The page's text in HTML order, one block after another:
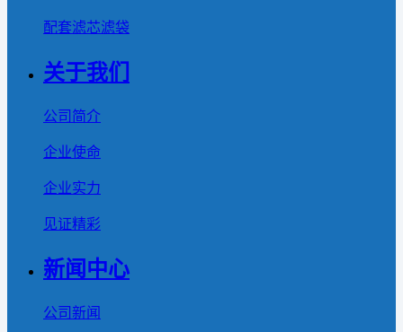
配套滤芯滤袋
关于我们
公司简介
企业使命
企业实力
见证精彩
新闻中心
公司新闻